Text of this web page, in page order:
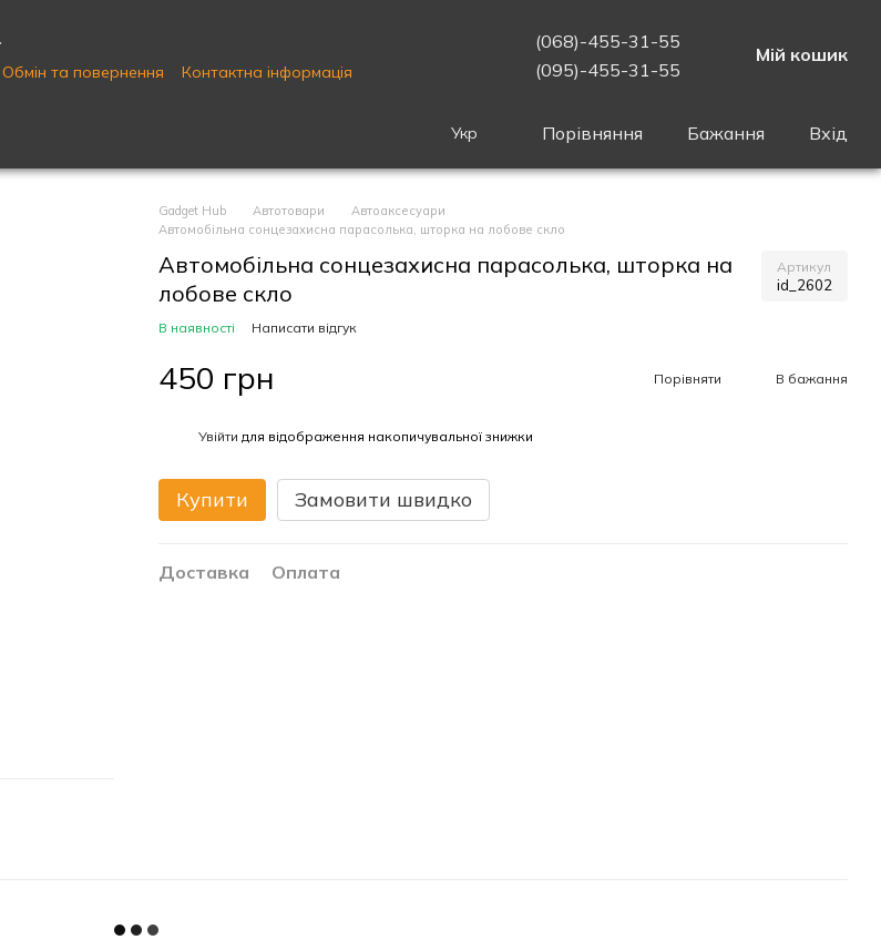
Обмін та повернення
Контактна інформація
(068)-455-31-55
(095)-455-31-55
Мій кошик
Укр Порівняння Бажання Вхід
Gadget Hub Автотовари
Автоаксесуари
Автомобільна сонцезахисна парасолька, шторка на лобове скло
Автомобільна сонцезахисна парасолька, шторка на
лобове скло
Артикул
id_2602
В наявності Написати відгук
450 грн Порівняти В бажання
Увійти для відображення накопичувальної знижки
Купити Замовити швидко
Доставка Оплата